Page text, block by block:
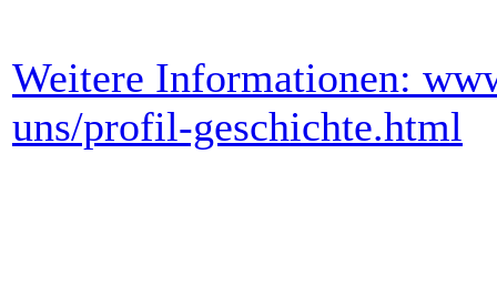
Weitere Informationen:
uns/profil-geschichte.html